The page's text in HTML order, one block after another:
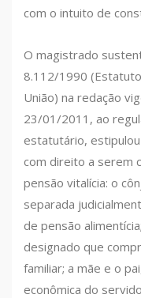
com o intuito de
O magistrado
8.112/1990
União) na redação
23/01/2011, ao
estatutário,
com direito a serem
pensão vitalícia: o
separada
de pensão
designado que
familiar; a mãe e o
econômica do